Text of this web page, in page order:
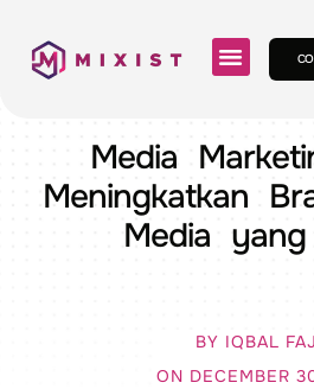
Media
Meningkatkan
Media
BY IQBAL
ON DECEMBER